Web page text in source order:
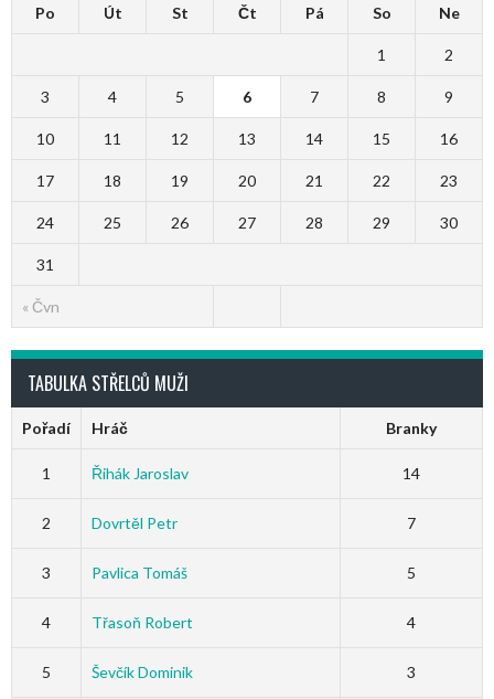
Po Út St Čt Pá So Ne
« Čvn
1 2
3 4 5 6 7 8 9
10 11 12 13 14 15 16
17 18 19 20 21 22 23
24 25 26 27 28 29 30
31
TABULKA STŘELCŮ MUŽI
Pořadí Hráč Branky
1 Řihák Jaroslav 14
2 Dovrtěl Petr 7
3 Pavlica Tomáš 5
4 Třasoň Robert 4
5 Ševčík Dominik 3